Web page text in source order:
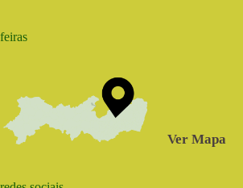
feiras
Ver Mapa